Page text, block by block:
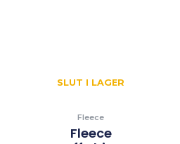
SLUT I LAGER
Fleece
Fleece